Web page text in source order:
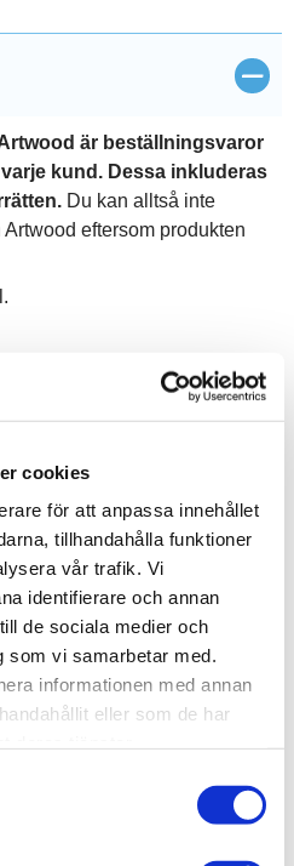
cookies
för att anpassa innehållet
tillhandahålla funktioner
vår trafik. Vi
identifierare och annan
de sociala medier och
som vi samarbetar med.
informationen med annan
eller som de har
Stäng
är beställningsvaror
kund. Dessa inkluderas
Du kan alltså inte
eftersom produkten
82-91719
270 mm
7340127131663
370 mm
82-91719
Artwood
91719-AW